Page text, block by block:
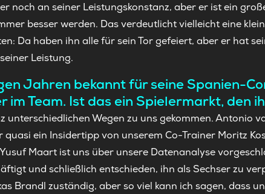
noch an seiner Leistungskonstanz, aber er ist ein
besser werden. Das verdeutlicht vielleicht eine
Da haben ihn alle für sein Tor gefeiert, aber er hat
Leistung.
Jahren bekannt für seine Spanien-
im Team. Ist das ein Spielermarkt, den
unterschiedlichen Wegen zu uns gekommen. Antonio
ein Insidertipp von unserem Co-Trainer Moritz
Maart ist uns über unsere Datenanalyse
und schließlich entschieden, ihn als Sechser zu
Brandl zuständig, aber so viel kann ich sagen, dass